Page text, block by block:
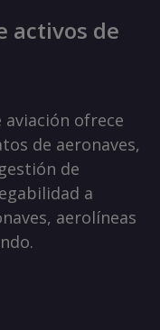
activos de
ofrece
de aeronaves,
de
a
aerolíneas